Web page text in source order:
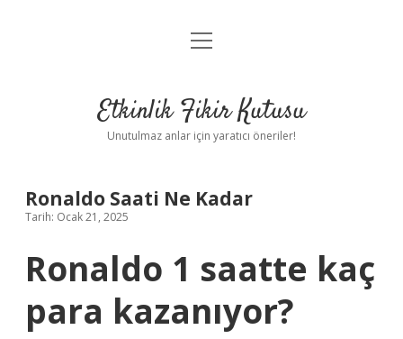
Anasayfa
Yasal Uyarı
menüyü
Etkinlik Fikir Kutusu
Unutulmaz anlar için yaratıcı öneriler!
Ronaldo Saati Ne Kadar
Tarih: Ocak 21, 2025
Ronaldo 1 saatte kaç
para kazanıyor?